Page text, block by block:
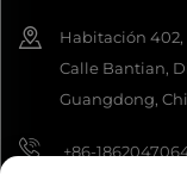
Habitación
Calle Bantian,
Guangdong,
+86-